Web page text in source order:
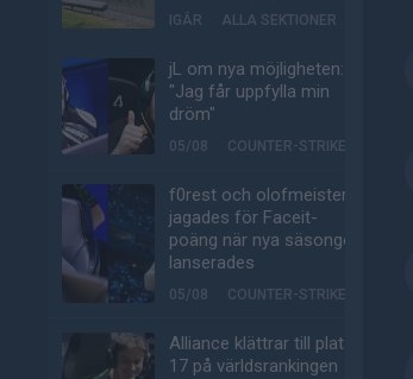
IGÅR ALLA SEKTIONER
jL om nya möjligheten:
"Jag får uppfylla min
dröm"
05/08 COUNTER-STRIKE
f0rest och olofmeister
jagades för Faceit-
poäng när nya säsongen
lanserades
05/08 COUNTER-STRIKE
Alliance klättrar till plats
17 på världsrankingen